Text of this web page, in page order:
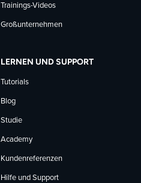
Trainings-Videos
Großunternehmen
LERNEN UND SUPPORT
Tutorials
Blog
Studie
Academy
Kundenreferenzen
Hilfe und Support